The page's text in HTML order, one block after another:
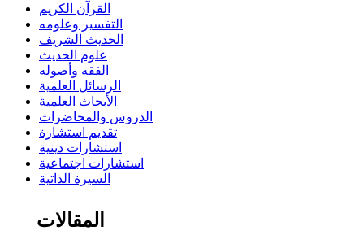
القرآن الكريم
التفسير وعلومه
الحديث الشريف
علوم الحديث
الفقه وأصوله
الرسائل العلمية
الأبحاث العلمية
الدروس والمحاضرات
تقديم استشارة
استشارات دينية
استشارات اجتماعية
السيرة الذاتية
المقالات